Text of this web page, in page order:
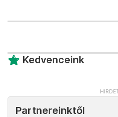
Kedvenceink
Partnereinktől